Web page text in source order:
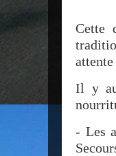
Cette
attente
Il y
- Les